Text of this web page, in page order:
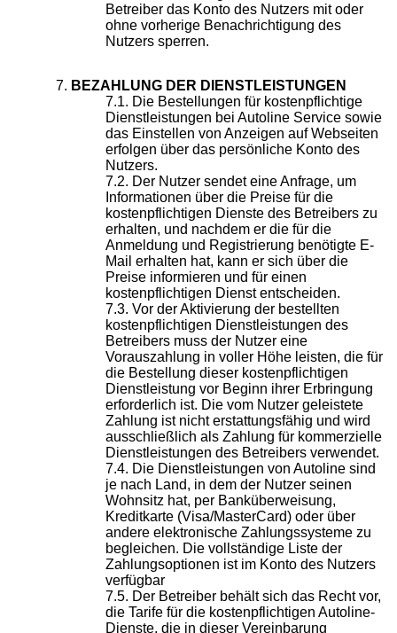
Betreiber das Konto des Nutzers mit oder
ohne vorherige Benachrichtigung des
Nutzers sperren.
BEZAHLUNG DER DIENSTLEISTUNGEN
Die Bestellungen für kostenpflichtige
Dienstleistungen bei Autoline Service sowie
das Einstellen von Anzeigen auf Webseiten
erfolgen über das persönliche Konto des
Nutzers.
Der Nutzer sendet eine Anfrage, um
Informationen über die Preise für die
kostenpflichtigen Dienste des Betreibers zu
erhalten, und nachdem er die für die
Anmeldung und Registrierung benötigte E-
Mail erhalten hat, kann er sich über die
Preise informieren und für einen
kostenpflichtigen Dienst entscheiden.
Vor der Aktivierung der bestellten
kostenpflichtigen Dienstleistungen des
Betreibers muss der Nutzer eine
Vorauszahlung in voller Höhe leisten, die für
die Bestellung dieser kostenpflichtigen
Dienstleistung vor Beginn ihrer Erbringung
erforderlich ist. Die vom Nutzer geleistete
Zahlung ist nicht erstattungsfähig und wird
ausschließlich als Zahlung für kommerzielle
Dienstleistungen des Betreibers verwendet.
Die Dienstleistungen von Autoline sind
je nach Land, in dem der Nutzer seinen
Wohnsitz hat, per Banküberweisung,
Kreditkarte (Visa/MasterCard) oder über
andere elektronische Zahlungssysteme zu
begleichen. Die vollständige Liste der
Zahlungsoptionen ist im Konto des Nutzers
verfügbar
Der Betreiber behält sich das Recht vor,
die Tarife für die kostenpflichtigen Autoline-
Dienste, die in dieser Vereinbarung